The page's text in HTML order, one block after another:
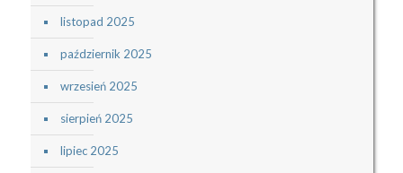
listopad 2025
październik 2025
wrzesień 2025
sierpień 2025
lipiec 2025